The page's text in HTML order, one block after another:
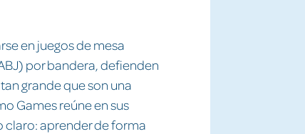
en juegos de mesa
por bandera, defienden
grande que son una
Games reúne en sus
claro: aprender de forma